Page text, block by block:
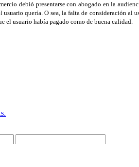
debió presentarse con abogado en la
usuario quería. O sea, la falta de consideración
el usuario había pagado como de buena calidad.